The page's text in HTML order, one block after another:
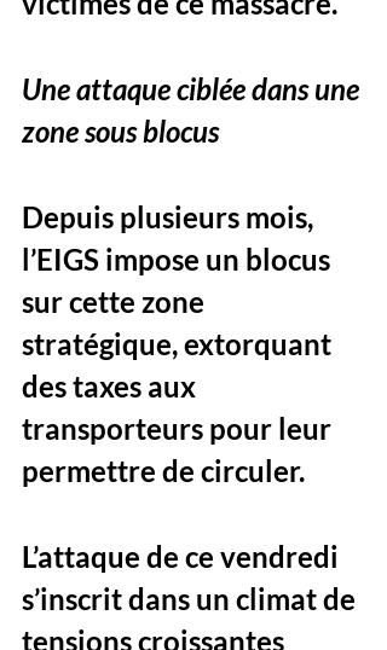
Une attaque ciblée dans une
zone sous blocus
Depuis plusieurs mois,
l’EIGS impose un blocus
sur cette zone
stratégique, extorquant
des taxes aux
transporteurs pour leur
permettre de circuler.
L’attaque de ce vendredi
s’inscrit dans un climat de
tensions croissantes